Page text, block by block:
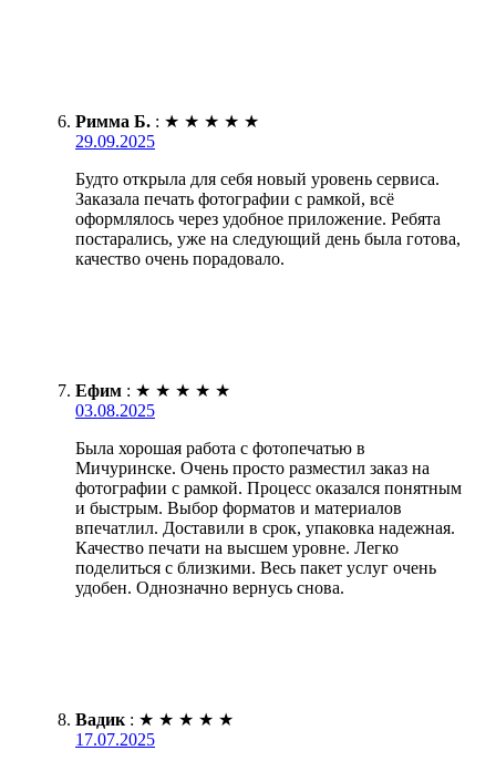
Римма Б. : ★ ★ ★ ★ ★
29.09.2025
Будто открыла для себя новый уровень сервиса.
Заказала печать фотографии с рамкой, всё
оформлялось через удобное приложение. Ребята
постарались, уже на следующий день была готова,
качество очень порадовало.
Ефим : ★ ★ ★ ★ ★
03.08.2025
Была хорошая работа с фотопечатью в
Мичуринске. Очень просто разместил заказ на
фотографии с рамкой. Процесс оказался понятным
и быстрым. Выбор форматов и материалов
впечатлил. Доставили в срок, упаковка надежная.
Качество печати на высшем уровне. Легко
поделиться с близкими. Весь пакет услуг очень
удобен. Однозначно вернусь снова.
Вадик : ★ ★ ★ ★ ★
17.07.2025